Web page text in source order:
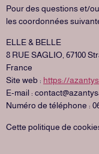
Pour des questions et/
les coordonnées
ELLE & BELLE
8 RUE SAGLIO, 67100
France
Site web : https://
E-mail : contact@
Numéro de téléphone :
Cette politique de